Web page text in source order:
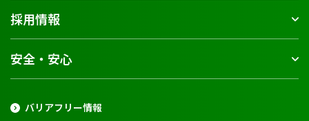
採用情報
安全・安心
バリアフリー情報